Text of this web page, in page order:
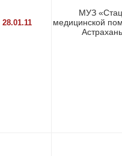
28.01.11
МУЗ
медицинской